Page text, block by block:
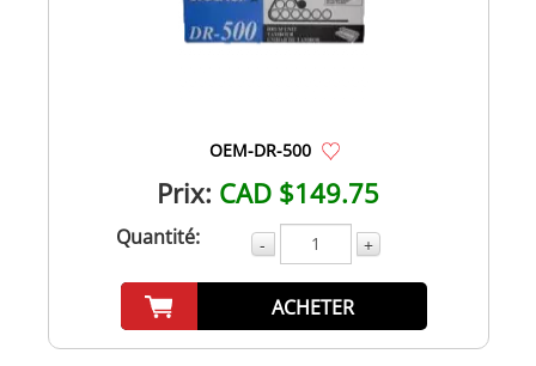
OEM-DR-500
Prix: CAD $149.75
Quantité: - +
ACHETER